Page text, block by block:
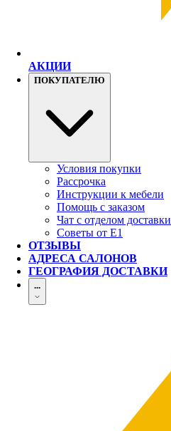
АКЦИИ
ПОКУПАТЕЛЮ
Условия покупки
Рассрочка
Инструкции к мебели
Помощь с заказом
Чат с отделом доставки
Советы от Е1
ОТЗЫВЫ
АДРЕСА САЛОНОВ
ГЕОГРАФИЯ ДОСТАВКИ
...